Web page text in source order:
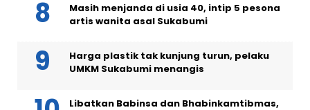
Masih menjanda di usia 40, intip 5 pesona
artis wanita asal Sukabumi
Harga plastik tak kunjung turun, pelaku
UMKM Sukabumi menangis
Libatkan Babinsa dan Bhabinkamtibmas,